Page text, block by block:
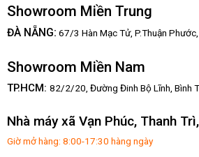
Showroom Miền Trung
ĐÀ NẴNG: 67/3 Hàn Mạc Tử, P.Thuận Phước,
Showroom Miền Nam
TP.HCM: 82/2/20, Đường Đinh Bộ Lĩnh, Bình
Nhà máy xã Vạn Phúc, Thanh
Giờ mở hàng: 8:00-17:30 hàng ngày